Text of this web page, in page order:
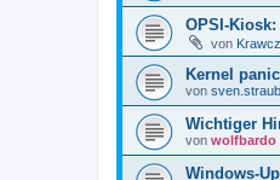
OPSI-
von
Kernel
von
Wichtiger
von wolfbardo
Windows-